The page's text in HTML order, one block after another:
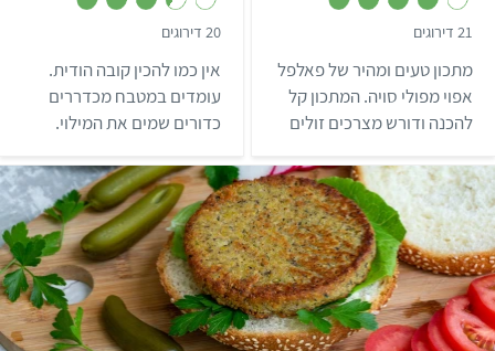
21 דירוגים
מ
ת
ו
ך
5
מתכון טעים ומהיר של פאלפל
אפוי מפולי סויה. המתכון קל
להכנה ודורש מצרכים זולים
20 דירוגים
.
5
מ
ת
ו
אין כמו להכין קובה הודית.
עומדים במטבח מכדררים
כדורים שמים את המילוי.
במיוחד.
בינוני 6 בורגרים